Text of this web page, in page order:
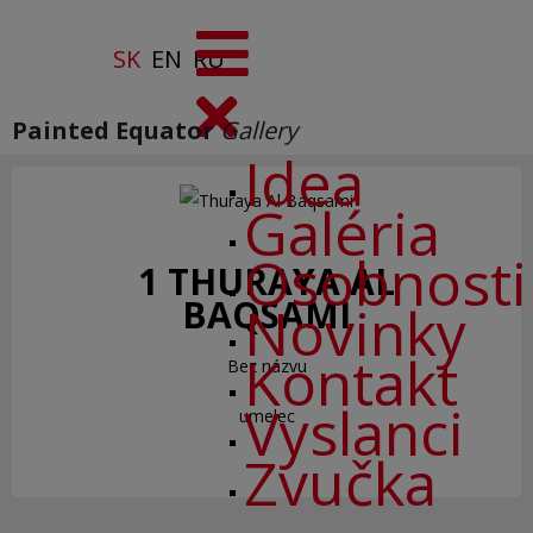
Idea
Galéria
Osobnosti
Novinky
Kontakt
Vyslanci
Zvučka
SK EN RU
Painted EquatorGallery
1 THURAYA AL
BAQSAMI
umelec
Bez názvu